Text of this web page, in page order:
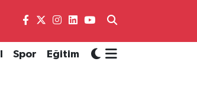
Spor Eğitim